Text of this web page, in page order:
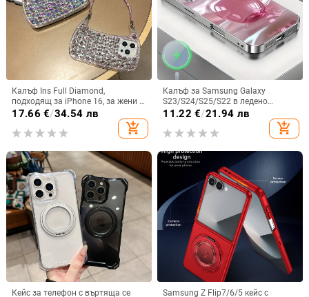
Калъф Ins Full Diamond,
подходящ за iPhone 16, за жени с
14-инчова личност, огледална
рамка с 13 големи отвора и
електролитно покритие, с
17.66 €/34.54 лв
add_shopping_cart
Калъф за Samsung Galaxy
S23/S24/S25/S22 в ледено
кристално розово със стъклена
повърхност и метално боядисано
покритие
11.22 €/21.94 лв
add_shopping_cart
Кейс за телефон с въртяща се
Samsung Z Flip7/6/5 кейс с